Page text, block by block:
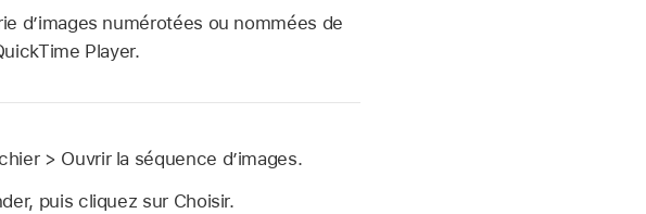
d’images numérotées ou nommées de
Player.
> Ouvrir la séquence d’images.
puis cliquez sur Choisir.